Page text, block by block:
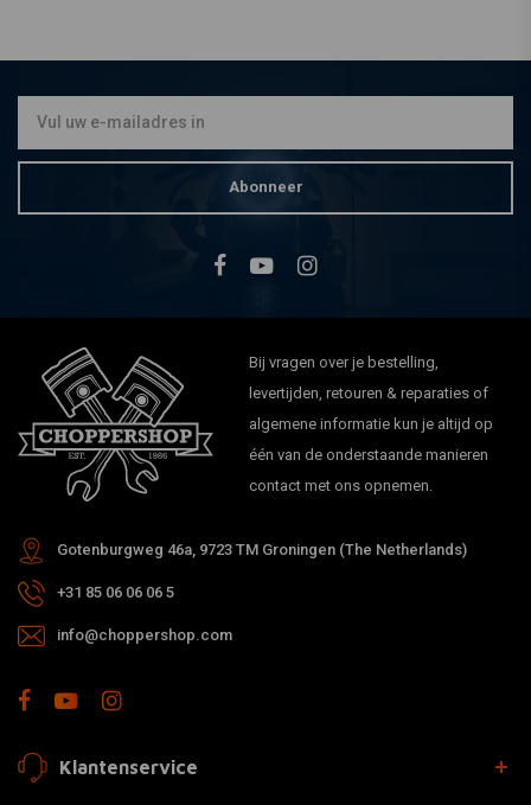
NATIONAL CYCLE
BMW/Indian/Honda/Kawasaki/Triumph/Yamaha
| Zwart
€245,05
Abonneer
Bij vragen over je bestelling,
levertijden, retouren & reparaties of
algemene informatie kun je altijd op
één van de onderstaande manieren
contact met ons opnemen.
Gotenburgweg 46a, 9723 TM Groningen (The Netherlands)
+31 85 06 06 06 5
info@choppershop.com
Klantenservice